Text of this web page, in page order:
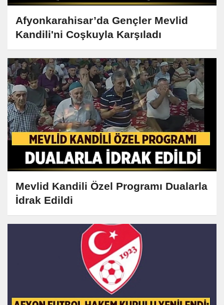
Afyonkarahisar’da Gençler Mevlid
Kandili'ni Coşkuyla Karşıladı
Mevlid Kandili Özel Programı Dualarla
İdrak Edildi